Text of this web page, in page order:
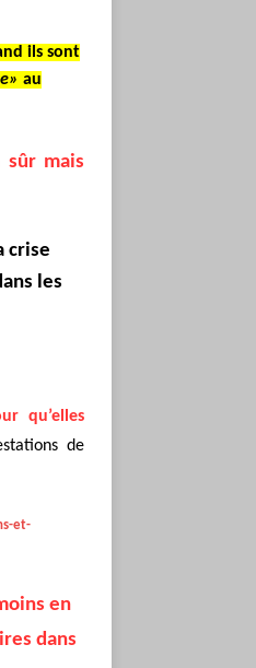
ils sont
au
sûr mais
crise
les
qu’elles
de
et-
en
dans